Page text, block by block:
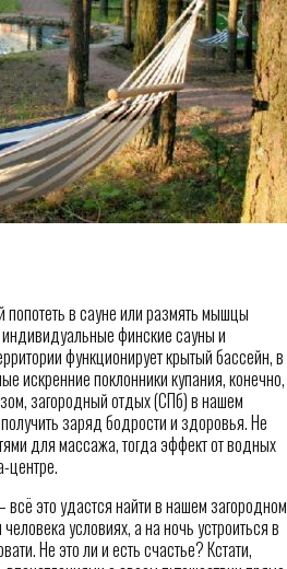
в сауне или размять мышцы
финские сауны и
функционирует крытый бассейн, в
искренние поклонники купания, конечно,
загородный отдых (СПб) в нашем
заряд бодрости и здоровья. Не
для массажа, тогда эффект от водных
центре.
это удастся найти в нашем загородном
условиях, а на ночь устроиться в
Не это ли и есть счастье? Кстати,